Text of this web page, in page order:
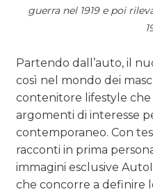
guerra nel 1919 e poi
Partendo dall’auto, il
così nel mondo dei
contenitore lifestyle
argomenti di interesse
contemporaneo. Con
racconti in prima
immagini esclusive
che concorre a definire